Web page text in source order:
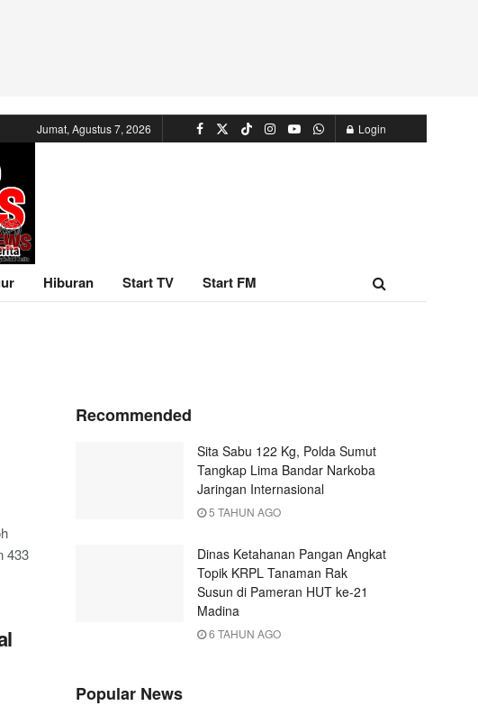
Jumat, Agustus 7, 2026 Login
Hiburan Start TV Start FM
433
Recommended
Sita Sabu 122 Kg, Polda Sumut
Tangkap Lima Bandar Narkoba
Jaringan Internasional
5 TAHUN AGO
Dinas Ketahanan Pangan Angkat
Topik KRPL Tanaman Rak
Susun di Pameran HUT ke-21
Madina
6 TAHUN AGO
Popular News